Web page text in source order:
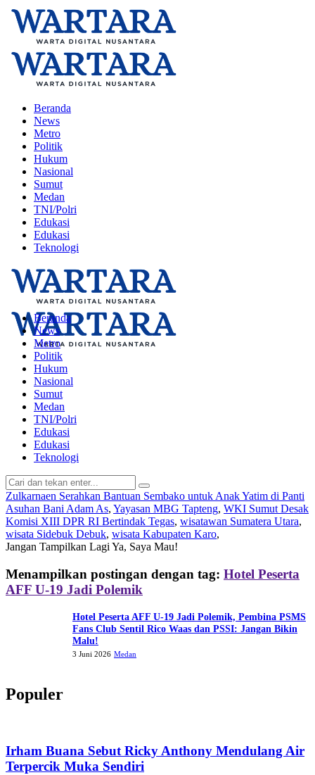
Beranda
News
Metro
Politik
Hukum
Nasional
Sumut
Medan
TNI/Polri
Edukasi
Edukasi
Teknologi
Beranda
News
Metro
Politik
Hukum
Nasional
Sumut
Medan
TNI/Polri
Edukasi
Edukasi
Teknologi
Zulkarnaen Serahkan Bantuan Sembako untuk Anak Yatim di Panti
Asuhan Bani Adam As, Yayasan MBG Tapteng, WKI Sumut Desak
Komisi XIII DPR RI Bertindak Tegas, wisatawan Sumatera Utara,
wisata Sidebuk Debuk, wisata Kabupaten Karo,
Jangan Tampilkan LagiYa, Saya Mau!
Menampilkan postingan dengan tag: Hotel Peserta
AFF U-19 Jadi Polemik
Hotel Peserta AFF U-19 Jadi Polemik, Pembina PSMS
Fans Club Sentil Rico Waas dan PSSI: Jangan Bikin
Malu!
3 Juni 2026 Medan
Populer
Irham Buana Sebut Ricky Anthony Mendulang Air
Terpercik Muka Sendiri